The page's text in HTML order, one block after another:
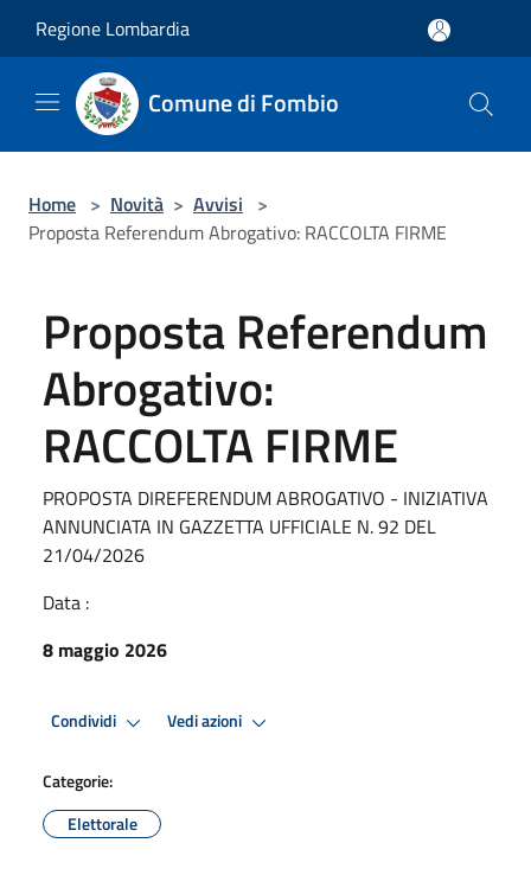
Regione Lombardia
Comune di Fombio
Home > Novità > Avvisi >
Proposta Referendum Abrogativo: RACCOLTA FIRME
Proposta Referendum
Abrogativo:
RACCOLTA FIRME
PROPOSTA DIREFERENDUM ABROGATIVO - INIZIATIVA
ANNUNCIATA IN GAZZETTA UFFICIALE N. 92 DEL
21/04/2026
Data :
8 maggio 2026
Condividi Vedi azioni
Categorie:
Elettorale